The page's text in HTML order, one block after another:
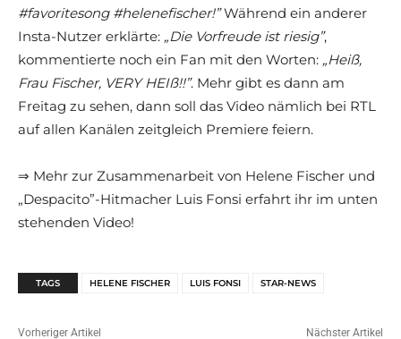
#favoritesong #helenefischer!”Während ein anderer
Insta-Nutzer erklärte: „Die Vorfreude ist riesig”,
kommentierte noch ein Fan mit den Worten: „Heiß,
Frau Fischer, VERY HEIß!!”. Mehr gibt es dann am
Freitag zu sehen, dann soll das Video nämlich bei RTL
auf allen Kanälen zeitgleich Premiere feiern.
⇒ Mehr zur Zusammenarbeit von Helene Fischer und
„Despacito”-Hitmacher Luis Fonsi erfahrt ihr im unten
stehenden Video!
TAGS HELENE FISCHER LUIS FONSI STAR-NEWS
Vorheriger Artikel Nächster Artikel